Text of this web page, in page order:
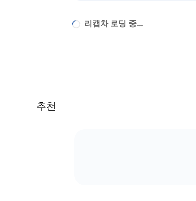
리캡차 로딩 중...
추천